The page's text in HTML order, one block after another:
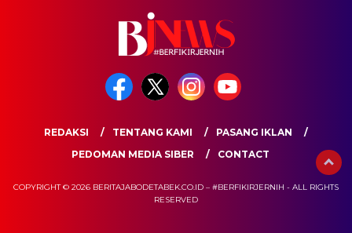
REDAKSI TENTANG KAMI
PASANG IKLAN
PEDOMAN MEDIA SIBER
CONTACT
COPYRIGHT © 2026 BERITAJABODETABEK.CO.ID – #BERFIKIRJERNIH - ALL RIGHTS
RESERVED